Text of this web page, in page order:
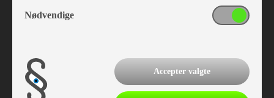
Nødvendige
Accepter valgte